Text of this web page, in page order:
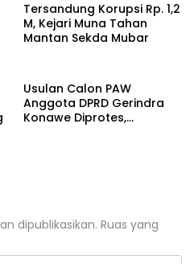
Tersandung Korupsi Rp. 1,2
M, Kejari Muna Tahan
Mantan Sekda Mubar
Usulan Calon PAW
Anggota DPRD Gerindra
Konawe Diprotes,
dipublikasikan. Ruas yang